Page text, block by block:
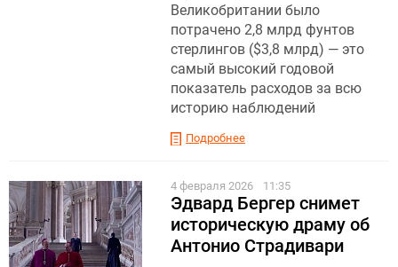
Великобритании было
потрачено 2,8 млрд фунтов
стерлингов ($3,8 млрд) — это
самый высокий годовой
показатель расходов за всю
историю наблюдений
Подробнее
4 февраля 2026 11:35
Эдвард Бергер снимет
историческую драму об
Антонио Страдивари